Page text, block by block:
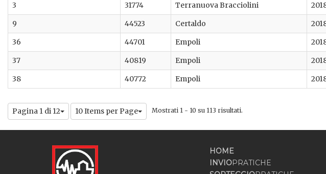
3
31774 Terranuova Bracciolini
9
44523 Certaldo
36
44701 Empoli
37
40819 Empoli
38
40772 Empoli
Pagina 1 di 12 10 Items per Page Mostrati 1 - 10 su 113 risultati.
HOME
INVIOPRATICHE